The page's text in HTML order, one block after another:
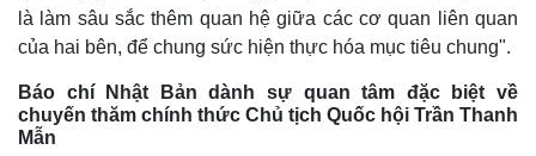
là làm sâu sắc thêm quan hệ giữa các cơ quan liên quan
của hai bên, để chung sức hiện thực hóa mục tiêu chung".
Báo chí Nhật Bản dành sự quan tâm đặc biệt về
chuyến thăm chính thức Chủ tịch Quốc hội Trần Thanh
Mẫn